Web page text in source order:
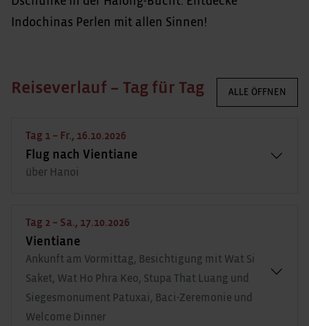
Indochinas Perlen mit allen Sinnen!
Reiseverlauf – Tag für Tag ALLE ÖFFNEN
Tag 1 – Fr., 16.10.2026
Flug nach Vientiane
über Hanoi
Tag 2 – Sa., 17.10.2026
Vientiane
Ankunft am Vormittag, Besichtigung mit Wat Si
Saket, Wat Ho Phra Keo, Stupa That Luang und
Siegesmonument Patuxai, Baci-Zeremonie und
Welcome Dinner